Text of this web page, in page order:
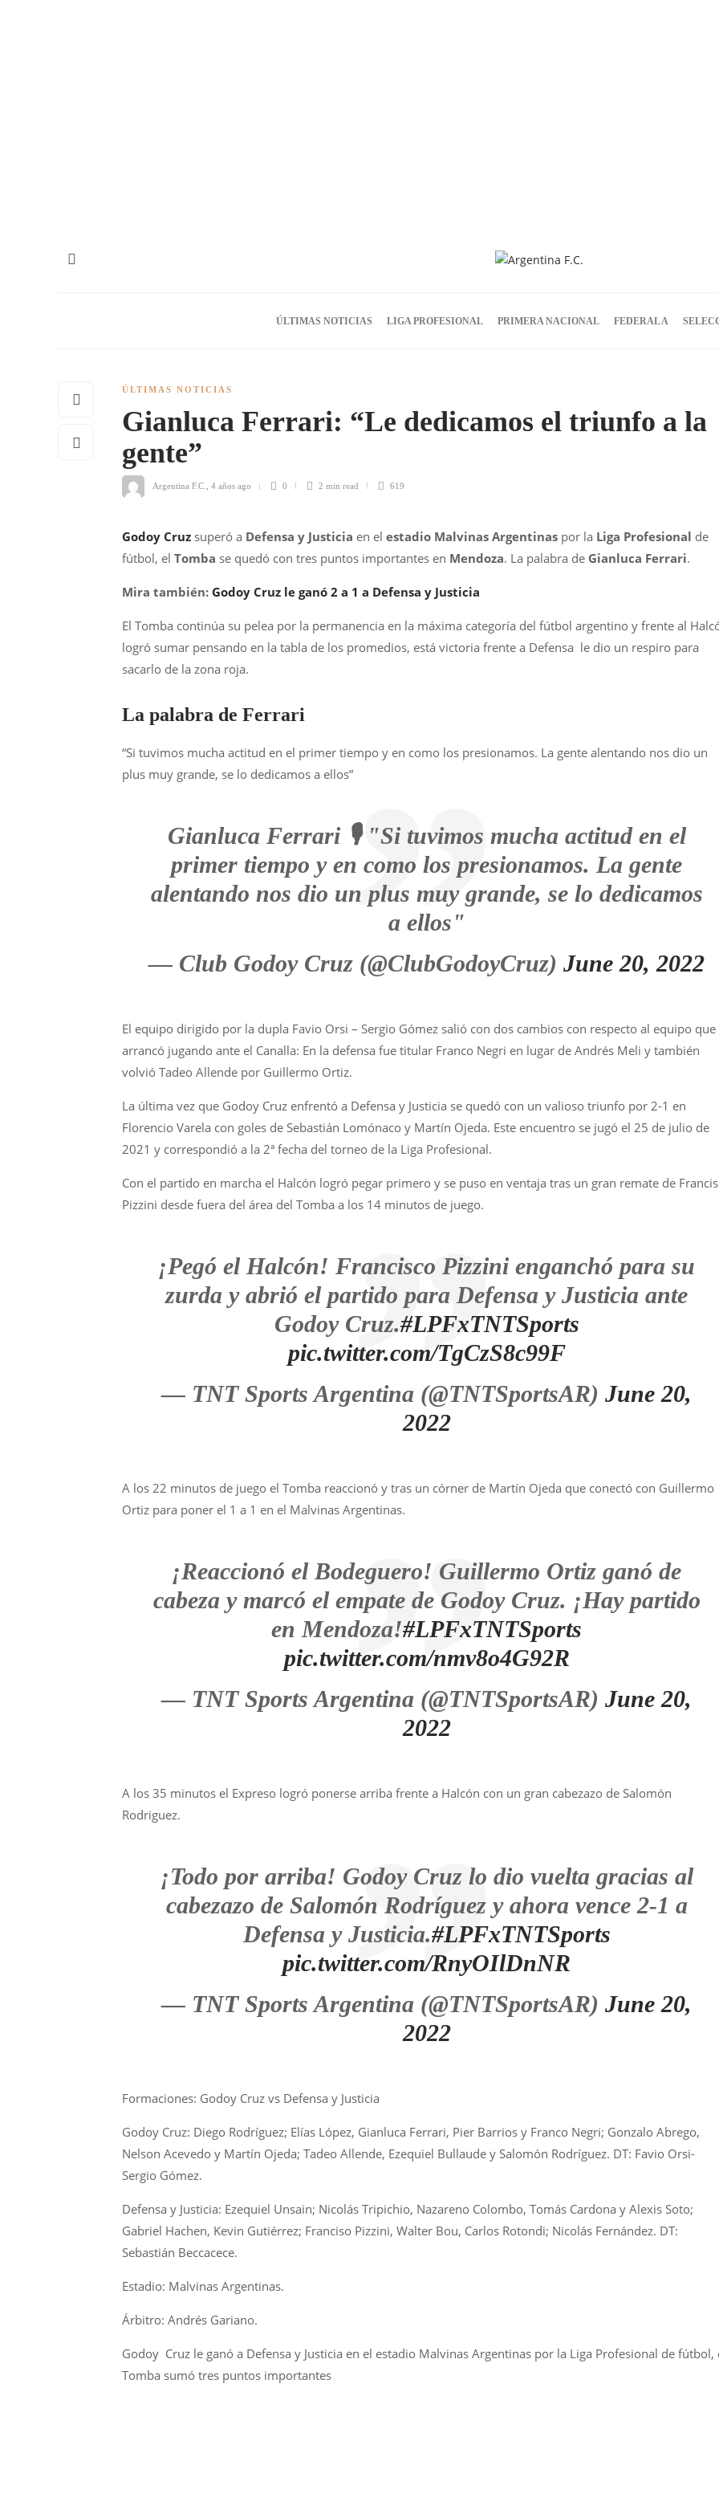
ÚLTIMAS NOTICIAS LIGA PROFESIONAL PRIMERA NACIONAL FEDERAL A
ÚLTIMAS NOTICIAS
Gianluca Ferrari: “Le dedicamos el triunfo a la
gente”
Argentina F.C. 4 años ago 0 2 min read 619
Godoy Cruz superó a Defensa y Justicia en el estadio Malvinas Argentinas por la Liga Profesional de
fútbol, el Tomba se quedó con tres puntos importantes en Mendoza. La palabra de Gianluca Ferrari.
Mira también: Godoy Cruz le ganó 2 a 1 a Defensa y Justicia
El Tomba continúa su pelea por la permanencia en la máxima categoría del fútbol argentino y frente al
logró sumar pensando en la tabla de los promedios, está victoria frente a Defensa le dio un respiro para
sacarlo de la zona roja.
La palabra de Ferrari
“Si tuvimos mucha actitud en el primer tiempo y en como los presionamos. La gente alentando nos dio un
plus muy grande, se lo dedicamos a ellos”
Gianluca Ferrari 🎙 "Si tuvimos mucha actitud en el
primer tiempo y en como los presionamos. La gente
alentando nos dio un plus muy grande, se lo dedicamos
a ellos"
— Club Godoy Cruz (@ClubGodoyCruz)June 20, 2022
El equipo dirigido por la dupla Favio Orsi – Sergio Gómez salió con dos cambios con respecto al equipo que
arrancó jugando ante el Canalla: En la defensa fue titular Franco Negri en lugar de Andrés Meli y también
volvió Tadeo Allende por Guillermo Ortiz.
La última vez que Godoy Cruz enfrentó a Defensa y Justicia se quedó con un valioso triunfo por 2-1 en
Florencio Varela con goles de Sebastián Lomónaco y Martín Ojeda. Este encuentro se jugó el 25 de julio de
2021 y correspondió a la 2ª fecha del torneo de la Liga Profesional.
Con el partido en marcha el Halcón logró pegar primero y se puso en ventaja tras un gran remate de
Pizzini desde fuera del área del Tomba a los 14 minutos de juego.
¡Pegó el Halcón! Francisco Pizzini enganchó para su
zurda y abrió el partido para Defensa y Justicia ante
Godoy Cruz.#LPFxTNTSports
pic.twitter.com/TgCzS8c99F
— TNT Sports Argentina (@TNTSportsAR)June 20,
2022
A los 22 minutos de juego el Tomba reaccionó y tras un córner de Martín Ojeda que conectó con Guillermo
Ortiz para poner el 1 a 1 en el Malvinas Argentinas.
¡Reaccionó el Bodeguero! Guillermo Ortiz ganó de
cabeza y marcó el empate de Godoy Cruz. ¡Hay partido
en Mendoza!#LPFxTNTSports
pic.twitter.com/nmv8o4G92R
— TNT Sports Argentina (@TNTSportsAR)June 20,
2022
A los 35 minutos el Expreso logró ponerse arriba frente a Halcón con un gran cabezazo de Salomón
Rodriguez.
¡Todo por arriba! Godoy Cruz lo dio vuelta gracias al
cabezazo de Salomón Rodríguez y ahora vence 2-1 a
Defensa y Justicia.#LPFxTNTSports
pic.twitter.com/RnyOIlDnNR
— TNT Sports Argentina (@TNTSportsAR)June 20,
2022
Formaciones: Godoy Cruz vs Defensa y Justicia
Godoy Cruz: Diego Rodríguez; Elías López, Gianluca Ferrari, Pier Barrios y Franco Negri; Gonzalo Abrego,
Nelson Acevedo y Martín Ojeda; Tadeo Allende, Ezequiel Bullaude y Salomón Rodríguez. DT: Favio Orsi-
Sergio Gómez.
Defensa y Justicia: Ezequiel Unsain; Nicolás Tripichio, Nazareno Colombo, Tomás Cardona y Alexis Soto;
Gabriel Hachen, Kevin Gutiérrez; Franciso Pizzini, Walter Bou, Carlos Rotondi; Nicolás Fernández. DT:
Sebastián Beccacece.
Estadio: Malvinas Argentinas.
Árbitro: Andrés Gariano.
Godoy Cruz le ganó a Defensa y Justicia en el estadio Malvinas Argentinas por la Liga Profesional de fútbol,
Tomba sumó tres puntos importantes